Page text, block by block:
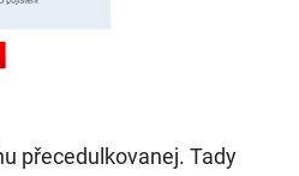
přecedulkovanej. Tady